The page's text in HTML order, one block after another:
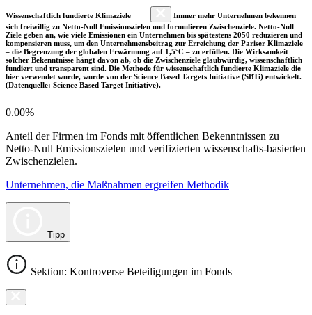
Wissenschaftlich fundierte Klimaziele
Immer mehr Unternehmen bekennen
sich freiwillig zu Netto-Null Emissionszielen und formulieren Zwischenziele. Netto-Null
Ziele geben an, wie viele Emissionen ein Unternehmen bis spätestens 2050 reduzieren und
kompensieren muss, um den Unternehmensbeitrag zur Erreichung der Pariser Klimaziele
– die Begrenzung der globalen Erwärmung auf 1,5°C – zu erfüllen. Die Wirksamkeit
solcher Bekenntnisse hängt davon ab, ob die Zwischenziele glaubwürdig, wissenschaftlich
fundiert und transparent sind. Die Methode für wissenschaftlich fundierte Klimaziele die
hier verwendet wurde, wurde von der Science Based Targets Initiative (SBTi) entwickelt.
(Datenquelle: Science Based Target Initiative).
0.00%
Anteil der Firmen im Fonds mit öffentlichen Bekenntnissen zu
Netto-Null Emissionszielen und verifizierten wissenschafts-basierten
Zwischenzielen.
Unternehmen, die Maßnahmen ergreifen Methodik
Tipp
Sektion: Kontroverse Beteiligungen im Fonds